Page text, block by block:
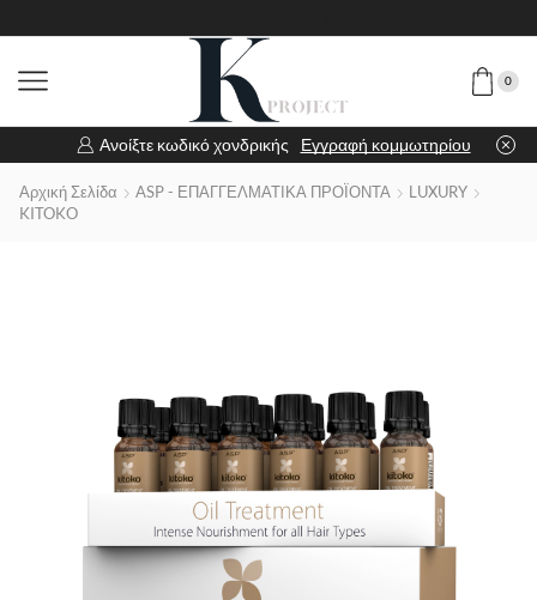
0
Ανοίξτε κωδικό χονδρικής Εγγραφή κομμωτηρίου
Αρχική Σελίδα ASP - ΕΠΑΓΓΕΛΜΑΤΙΚΑ ΠΡΟΪΟΝΤΑ
LUXURY
KITOKO